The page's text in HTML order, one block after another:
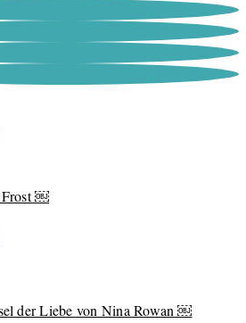
Frost ￼
der Liebe von Nina Rowan ￼